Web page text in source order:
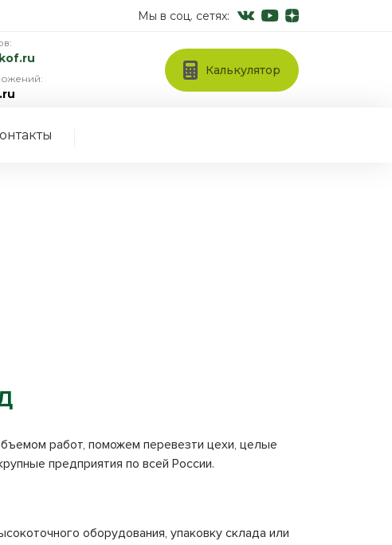
Мы в соц. сетях:
Калькулятор
работ, поможем перевезти цехи, целые
предприятия по всей России.
оборудования, упаковку склада или